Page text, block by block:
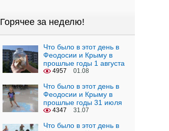
Горячее за неделю!
Что было в этот день в
Феодосии и Крыму в
прошлые годы 1 августа
4957 01.08
Что было в этот день в
Феодосии и Крыму в
прошлые годы 31 июля
4347 31.07
Что было в этот день в